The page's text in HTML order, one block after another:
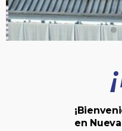
en